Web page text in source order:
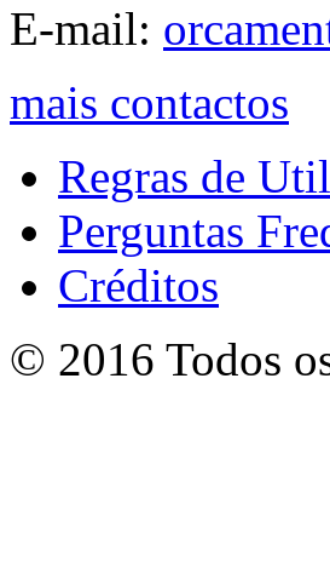
E-mail:
mais contactos
Regras de
Perguntas
Créditos
© 2016 Todos